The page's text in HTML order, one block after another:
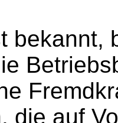
bekannt,
die auf